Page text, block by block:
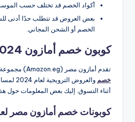
أكواد الخصم قد تختلف حسب
بعض العروض قد تتطلب حدًا أدنى
الخصم أو الشحن المجاني.
كوبون خصم أمازون 2024
تقدم أمازون مصر (Amazon.eg) مجموعة متنوعة من
خصم
والعروض
أثناء التسوق. إليك بعض المعلومات حول
كوبونات خصم أمازون مصر لعام